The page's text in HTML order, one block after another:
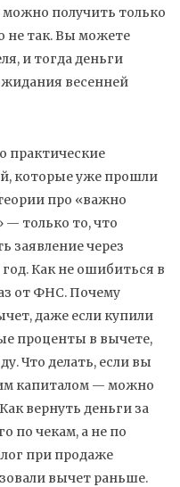
получить только
не так. Вы можете
, и тогда деньги
весенней
практические
которые уже прошли
про «важно
— только то, что
заявление через
Как не ошибиться в
от ФНС. Почему
даже если купили
проценты в вычете,
Что делать, если вы
капиталом — можно
вернуть деньги за
по чекам, а не по
при продаже
вычет раньше.